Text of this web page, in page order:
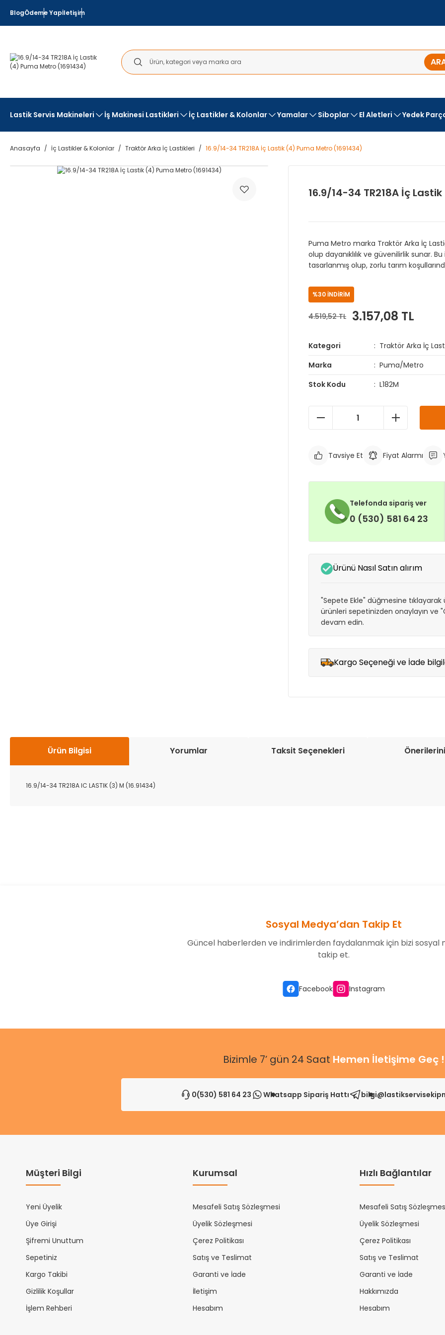
BlogÖdeme Yapİletişim
Lastik Servis Makineleri İş Makinesi Lastikleri İç Lastikler & Kolonlar Yamalar Siboplar El Aletleri Yedek
Anasayfa İç Lastikler & Kolonlar Traktör Arka İç Lastikleri 16.9/14-34 TR218A İç Lastik (4) Puma Metro (1691434)
16.9/14-34 TR218A İç
Puma Metro marka Traktör Arka İç
olup dayanıklılık ve güvenilirlik sunar.
tasarlanmış olup, zorlu tarım
%30 İNDİRİM
4.519,52 TL 3.157,08 TL
Kategori
Traktör Arka İç
Marka
Puma/Metro
Stok Kodu
L182M
Tavsiye Et Fiyat Alarmı
Telefonda sipariş ver
0 (530) 581 64 23
Ürünü Nasıl Satın alırım
"Sepete Ekle" düğmesine
ürünleri sepetinizden onaylayın ve
devam edin.
Kargo Seçeneği ve İade
Ürün Bilgisi Yorumlar Taksit Seçenekleri
16.9/14-34 TR218A IC LASTIK (3) M (16.91434)
Gönder
Sosyal Medya’dan Takip Et
Güncel haberlerden ve indirimlerden faydalanmak için bizi sosyal
takip et.
Facebook Instagram
Bizimle 7’ gün 24 Saat Hemen İletişime Geç !
0(530) 581 64 23 Whatsapp Sipariş Hattı
Müşteri Bilgi
Yeni Üyelik
Üye Girişi
Şifremi Unuttum
Sepetiniz
Kargo Takibi
Gizlilik Koşullar
İşlem Rehberi
Kurumsal
Mesafeli Satış Sözleşmesi
Üyelik Sözleşmesi
Çerez Politikası
Satış ve Teslimat
Garanti ve İade
İletişim
Hesabım
Hızlı Bağlantılar
Mesafeli Satış
Üyelik Sözleşmesi
Çerez Politikası
Satış ve Teslimat
Garanti ve İade
Hakkımızda
Hesabım